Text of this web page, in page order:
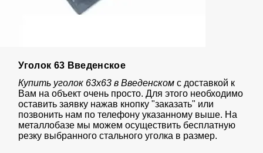
Уголок 63 Введенское
Купить уголок 63х63 в Введенскомс доставкой к
Вам на объект очень просто. Для этого необходимо
оставить заявку нажав кнопку "заказать" или
позвонить нам по телефону указанному выше. На
металлобазе мы можем осуществить бесплатную
резку выбранного стального уголка в размер.